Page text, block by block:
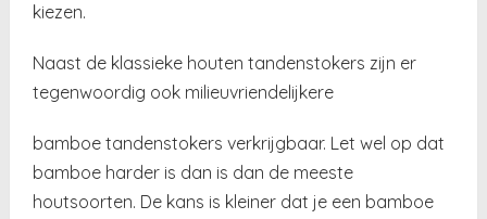
kiezen.
Naast de klassieke houten tandenstokers zijn er
tegenwoordig ook milieuvriendelijkere
bamboe tandenstokers verkrijgbaar. Let wel op dat
bamboe harder is dan is dan de meeste
houtsoorten. De kans is kleiner dat je een bamboe